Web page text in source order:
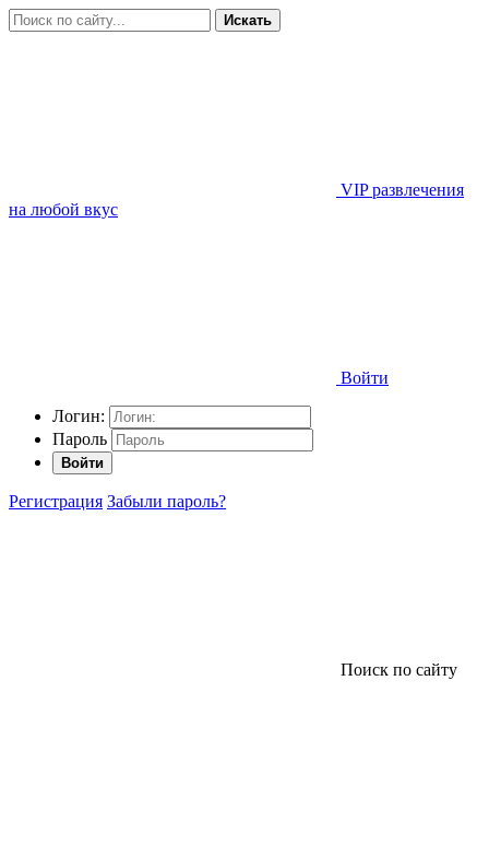
Искать
VIP развлечения
на любой вкус
Войти
Логин:
Пароль
Войти
Регистрация Забыли пароль?
Поиск по сайту